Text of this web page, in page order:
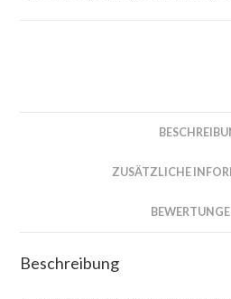
ZUSÄTZLICHE
Beschreibung